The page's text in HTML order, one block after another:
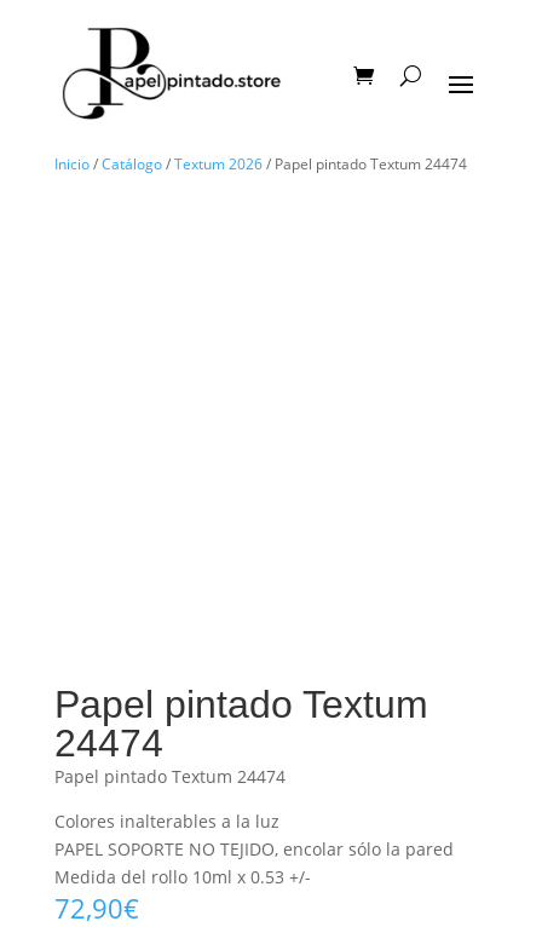
Inicio/Catálogo/Textum 2026/ Papel pintado Textum 24474
Papel pintado Textum
24474
Papel pintado Textum 24474
Colores inalterables a la luz
PAPEL SOPORTE NO TEJIDO, encolar sólo la pared
Medida del rollo 10ml x 0.53 +/-
72,90€